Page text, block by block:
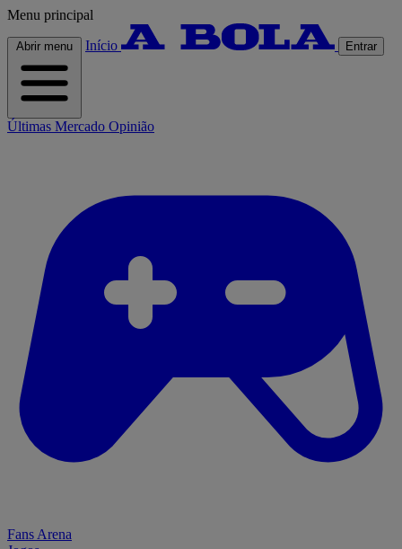
Menu principal
Abrir menu Início Entrar
Últimas Mercado Opinião
Fans Arena